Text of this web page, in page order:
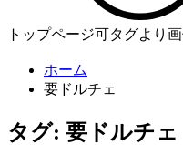
トップページ可タグより
ホーム
要ドルチェ
タグ: 要ドルチェ